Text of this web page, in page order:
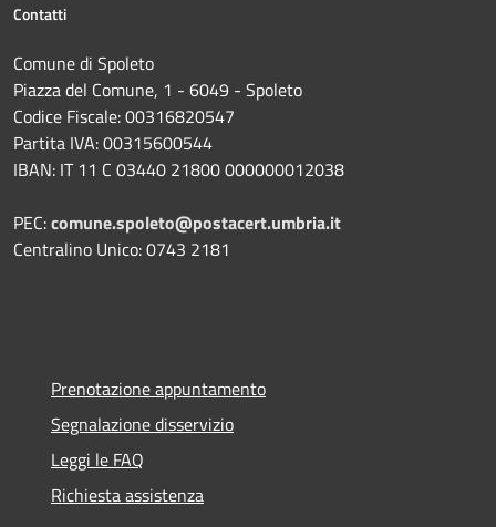
Contatti
Comune di Spoleto
Piazza del Comune, 1 - 6049 - Spoleto
Codice Fiscale: 00316820547
Partita IVA: 00315600544
IBAN: IT 11 C 03440 21800 000000012038
PEC:comune.spoleto@postacert.umbria.it
Centralino Unico: 0743 2181
Prenotazione appuntamento
Segnalazione disservizio
Leggi le FAQ
Richiesta assistenza